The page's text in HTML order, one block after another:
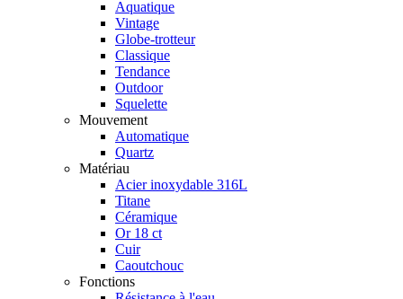
Aquatique
Vintage
Globe-trotteur
Classique
Tendance
Outdoor
Squelette
Mouvement
Automatique
Quartz
Matériau
Acier inoxydable 316L
Titane
Céramique
Or 18 ct
Cuir
Caoutchouc
Fonctions